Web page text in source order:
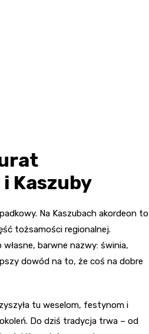
Kaszuby
Na Kaszubach akordeon to
tożsamości regionalnej.
barwne nazwy: świnia,
dowód na to, że coś na dobre
tu weselom, festynom i
Do dziś tradycja trwa – od